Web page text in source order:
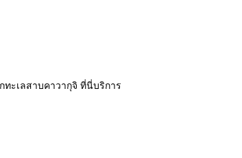
ะเลสาบคาวากุจิ ที่นี่บริการ